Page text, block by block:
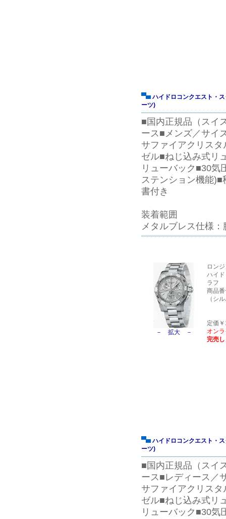
ハイドロコンクエスト・
ーツ)
■国内正規品（スイ
ース■メンズ／サイ
サファイアクリス
ゼル■ねじ込み式リ
リューバック■30気
ステンション機能
書付き
装着範囲
メタルブレス仕様
－ 拡大 －
ロン
ハイ
ラフ
商品
（シ
定価
オン
完売
ハイドロコンクエスト・
ーツ)
■国内正規品（スイ
ース■レディース／
サファイアクリス
ゼル■ねじ込み式リ
リューバック■30気